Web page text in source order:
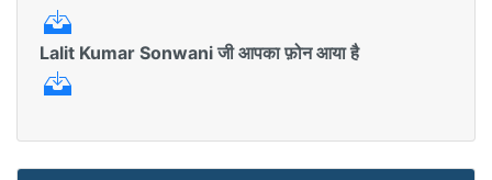
Lalit Kumar Sonwani जी आपका फ़ोन आया है